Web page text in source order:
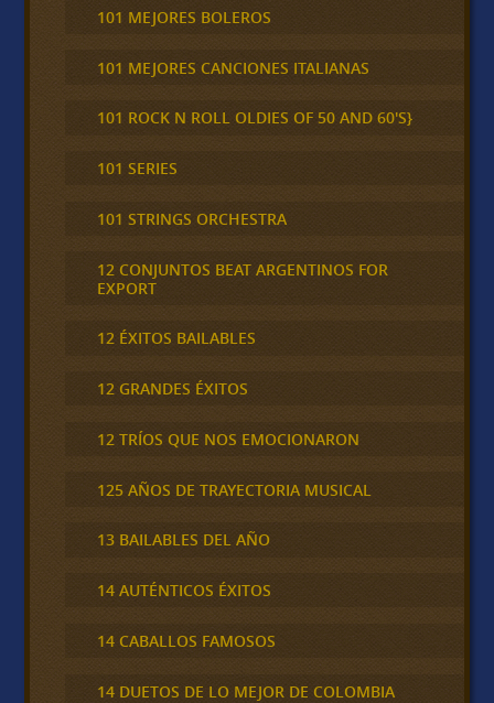
101 MEJORES BOLEROS
101 MEJORES CANCIONES ITALIANAS
101 ROCK N ROLL OLDIES OF 50 AND 60'S}
101 SERIES
101 STRINGS ORCHESTRA
12 CONJUNTOS BEAT ARGENTINOS FOR
EXPORT
12 ÉXITOS BAILABLES
12 GRANDES ÉXITOS
12 TRÍOS QUE NOS EMOCIONARON
125 AÑOS DE TRAYECTORIA MUSICAL
13 BAILABLES DEL AÑO
14 AUTÉNTICOS ÉXITOS
14 CABALLOS FAMOSOS
14 DUETOS DE LO MEJOR DE COLOMBIA